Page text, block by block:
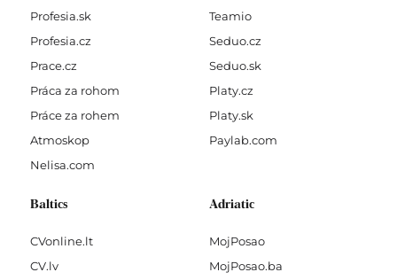
Profesia.sk
Profesia.cz
Prace.cz
Práca za rohom
Práce za rohem
Atmoskop
Nelisa.com
Teamio
Seduo.cz
Seduo.sk
Platy.cz
Platy.sk
Paylab.com
Baltics
CVonline.lt
CV.lv
Adriatic
MojPosao
MojPosao.ba